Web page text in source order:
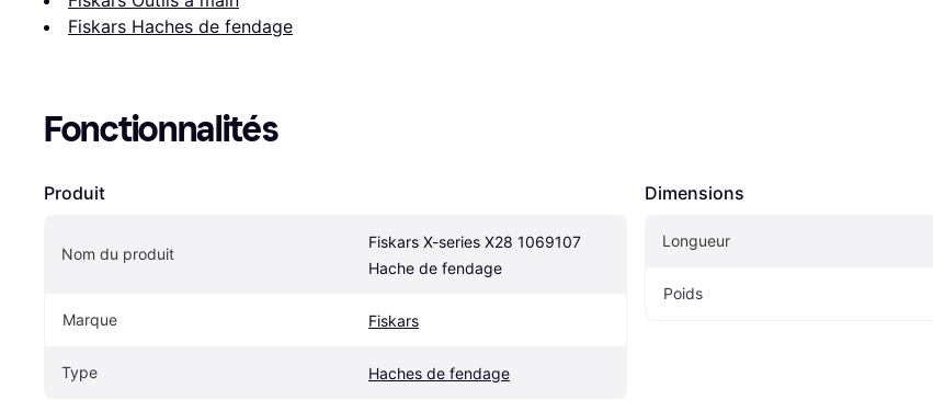
Fiskars Haches de fendage
Fonctionnalités
Produit
Nom du produit
Fiskars X-series X28 1069107
Hache de fendage
Marque Fiskars
Type Haches de fendage
Dimensions
Longueur
Poids